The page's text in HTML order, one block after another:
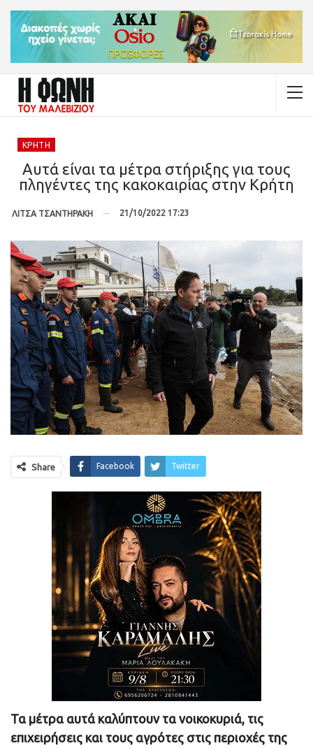
ΚΡΉΤΗ
Αυτά είναι τα μέτρα στήριξης για τους
πληγέντες της κακοκαιρίας στην Κρήτη
ΛΙΤΣΑ ΤΣΑΝΤΗΡΑΚΗ 21/10/2022 17:23
Share Facebook Twitter
Τα μέτρα αυτά καλύπτουν τα νοικοκυριά, τις
επιχειρήσεις και τους αγρότες στις περιοχές της